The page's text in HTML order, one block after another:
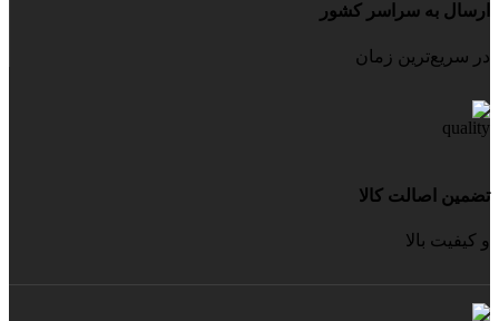
ارسال به سراسر کشور
در سریع‌ترین زمان
تضمین اصالت کالا
و کیفیت بالا